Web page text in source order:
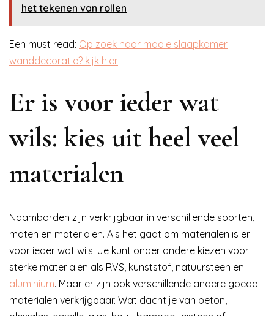
het tekenen van rollen
Een must read: Op zoek naar mooie slaapkamer
wanddecoratie? kijk hier
Er is voor ieder wat
wils: kies uit heel veel
materialen
Naamborden zijn verkrijgbaar in verschillende soorten,
maten en materialen. Als het gaat om materialen is er
voor ieder wat wils. Je kunt onder andere kiezen voor
sterke materialen als RVS, kunststof, natuursteen en
aluminium. Maar er zijn ook verschillende andere goede
materialen verkrijgbaar. Wat dacht je van beton,